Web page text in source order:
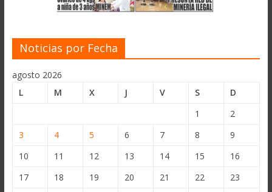
Noticias por Fecha
agosto 2026
L
M X J V S
D
1
2
3
4 5 6 7 8
9
10
11 12 13 14 15
16
17
18 19 20 21 22
23